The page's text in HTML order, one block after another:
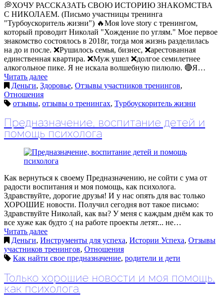
💭ХОЧУ РАССКАЗАТЬ СВОЮ ИСТОРИЮ ЗНАКОМСТВА
С НИКОЛАЕМ. (Письмо участницы тренинга
"Турбоускоритель жизни") 🔥Моя love story с тренингом,
который проводит Николай "Хождение по углям." Мое первое
знакомство состоялось в 2018г, тогда моя жизнь разделилась
на до и после. ❌Рушилось семья, бизнес, ❌арестованная
единственная квартира. ❌Муж ушел ❌долгое семилетнее
алкогольное пике. Я не искала волшебную пилюлю. 🔴Я…
Читать далее
Деньги, Здоровье, Отзывы участников тренингов,
Отношения
отзывы, отзывы о тренингах, Турбоускоритель жизни
Предназначение, воспитание детей и
помощь психолога
Как вернуться к своему Предназначению, не сойти с ума от
радости воспитания и моя помощь, как психолога.
Здравствуйте, дорогие друзья! И у нас опять для вас только
ХОРОШИЕ новости. Получил сегодня вот такое письмо:
Здравствуйте Николай, как вы? У меня с каждым днём как то
все хуже как будто :( на работе проекты летят... не…
Читать далее
Деньги, Инструменты для успеха, Истории Успеха, Отзывы
участников тренингов, Отношения
Как найти свое предназначение, родители и дети
Только хорошие новости и моя помощь,
как психолога.